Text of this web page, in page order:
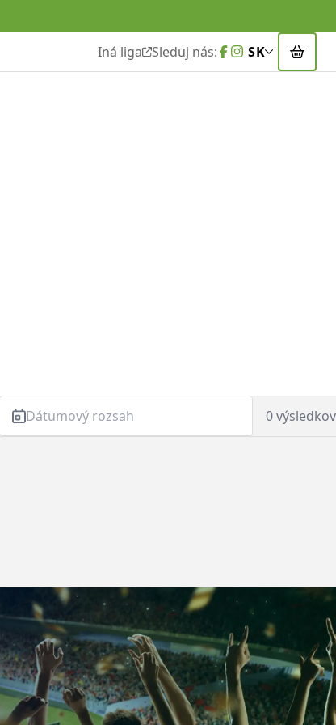
Iná liga Sleduj nás: SK
Dátumový rozsah 0 výsledkov